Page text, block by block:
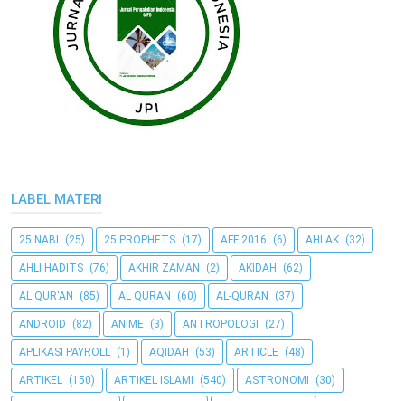
LABEL MATERI
25 NABI (25) 25 PROPHETS (17) AFF 2016 (6) AHLAK (32)
AHLI HADITS (76) AKHIR ZAMAN (2) AKIDAH (62)
AL QUR'AN (85) AL QURAN (60) AL-QURAN (37)
ANDROID (82) ANIME (3) ANTROPOLOGI (27)
APLIKASI PAYROLL (1) AQIDAH (53) ARTICLE (48)
ARTIKEL (150) ARTIKEL ISLAMI (540) ASTRONOMI (30)